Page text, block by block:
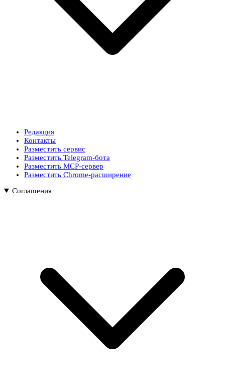
Редакция
Контакты
Разместить сервис
Разместить Telegram-бота
Разместить MCP-сервер
Разместить Chrome-расширение
Соглашения